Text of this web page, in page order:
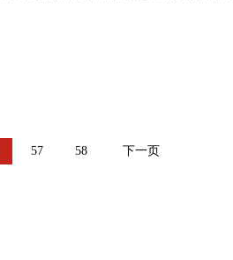
57 58 下一页